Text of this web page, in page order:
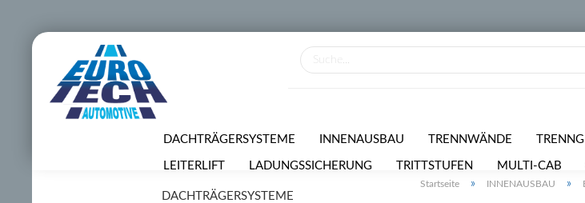
DACHTRÄGERSYSTEME INNENAUSBAU TRENNWÄNDE
LEITERLIFT LADUNGSSICHERUNG TRITTSTUFEN MULTI-CAB
Startseite » INNENAUSBAU »
DACHTRÄGERSYSTEME